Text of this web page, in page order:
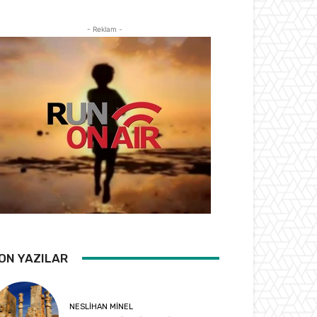
- Reklam -
YAZILAR
NESLIHAN MINEL